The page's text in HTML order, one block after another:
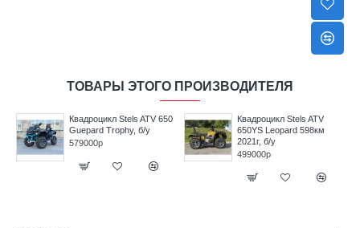
ТОВАРЫ ЭТОГО ПРОИЗВОДИТЕЛЯ
Квадроцикл Stels ATV 650
Guepard Trophy, б/у
579000р
Квадроцикл Stels ATV
650YS Leopard 598км
2021г, б/у
499000р